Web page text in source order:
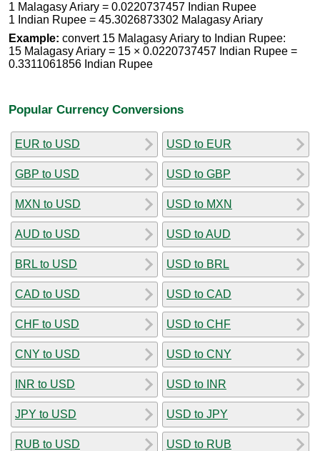
1 Malagasy Ariary = 0.0220737457 Indian Rupee
1 Indian Rupee = 45.3026873302 Malagasy Ariary
Example: convert 15 Malagasy Ariary to Indian Rupee:
15 Malagasy Ariary = 15 × 0.0220737457 Indian Rupee =
0.3311061856 Indian Rupee
Popular Currency Conversions
EUR to USD
GBP to USD
MXN to USD
AUD to USD
BRL to USD
CAD to USD
CHF to USD
CNY to USD
INR to USD
JPY to USD
RUB to USD
USD to EUR
USD to GBP
USD to MXN
USD to AUD
USD to BRL
USD to CAD
USD to CHF
USD to CNY
USD to INR
USD to JPY
USD to RUB